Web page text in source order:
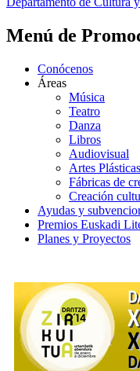
Menú de
Conócenos
Áreas
Música
Teatro
Danza
Libros
Audiovisual
Artes Plásticas
Fábricas de
Creación
Ayudas y
Premios Euskadi
Planes y Proyectos